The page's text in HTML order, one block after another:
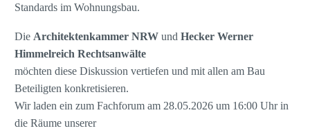
Standards im Wohnungsbau.
Die Architektenkammer NRW und Hecker Werner
Himmelreich Rechtsanwälte
möchten diese Diskussion vertiefen und mit allen am Bau
Beteiligten konkretisieren.
Wir laden ein zum Fachforum am 28.05.2026 um 16:00 Uhr in
die Räume unserer